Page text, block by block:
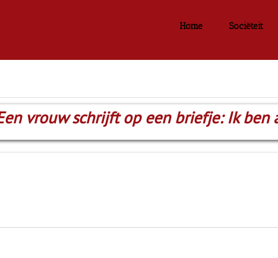
Home Sociëteit
vrouw schrijft op een briefje: Ik ben